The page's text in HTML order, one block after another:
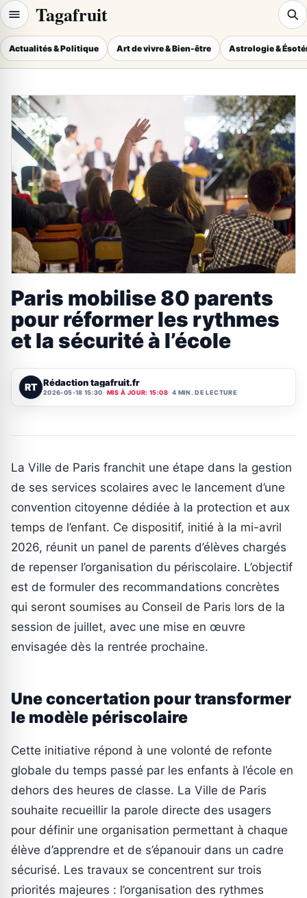
Tagafruit
Actualités & Politique Art de vivre & Bien-être Astrologie &
Paris mobilise 80 parents
pour réformer les rythmes
et la sécurité à l’école
RT Rédaction tagafruit.fr
2026-05-18 15:30 MIS À JOUR: 15:08 4 MIN. DE LECTURE
La Ville de Paris franchit une étape dans la gestion
de ses services scolaires avec le lancement d’une
convention citoyenne dédiée à la protection et aux
temps de l’enfant. Ce dispositif, initié à la mi-avril
2026, réunit un panel de parents d’élèves chargés
de repenser l’organisation du périscolaire. L’objectif
est de formuler des recommandations concrètes
qui seront soumises au Conseil de Paris lors de la
session de juillet, avec une mise en œuvre
envisagée dès la rentrée prochaine.
Une concertation pour transformer
le modèle périscolaire
Cette initiative répond à une volonté de refonte
globale du temps passé par les enfants à l’école en
dehors des heures de classe. La Ville de Paris
souhaite recueillir la parole directe des usagers
pour définir une organisation permettant à chaque
élève d’apprendre et de s’épanouir dans un cadre
sécurisé. Les travaux se concentrent sur trois
priorités majeures : l’organisation des rythmes